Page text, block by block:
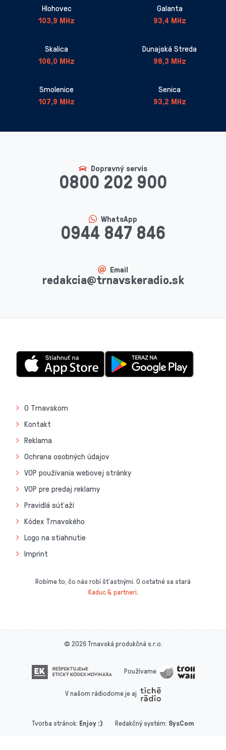
Hlohovec
103,9 MHz
Galanta
93,4 MHz
Skalica
106,0 MHz
Dunajská Streda
98,3 MHz
Smolenice
107,9 MHz
Senica
93,2 MHz
Dopravný servis
0800 202 900
WhatsApp
0944 847 846
Email
redakcia@trnavskeradio.sk
O Trnavskom
Kontakt
Reklama
Ochrana osobných údajov
VOP používania webovej stránky
VOP pre predaj reklamy
Pravidlá súťaží
Kódex Trnavského
Logo na stiahnutie
Imprint
Robíme to, čo nás robí šťastnými. O ostatné sa stará
Kaduc & partneri.
© 2026 Trnavská produkčná s.r.o.
Používame
V našom rádiodome je aj
Tvorba stránok: Enjoy :) Redakčný systém: SysCom